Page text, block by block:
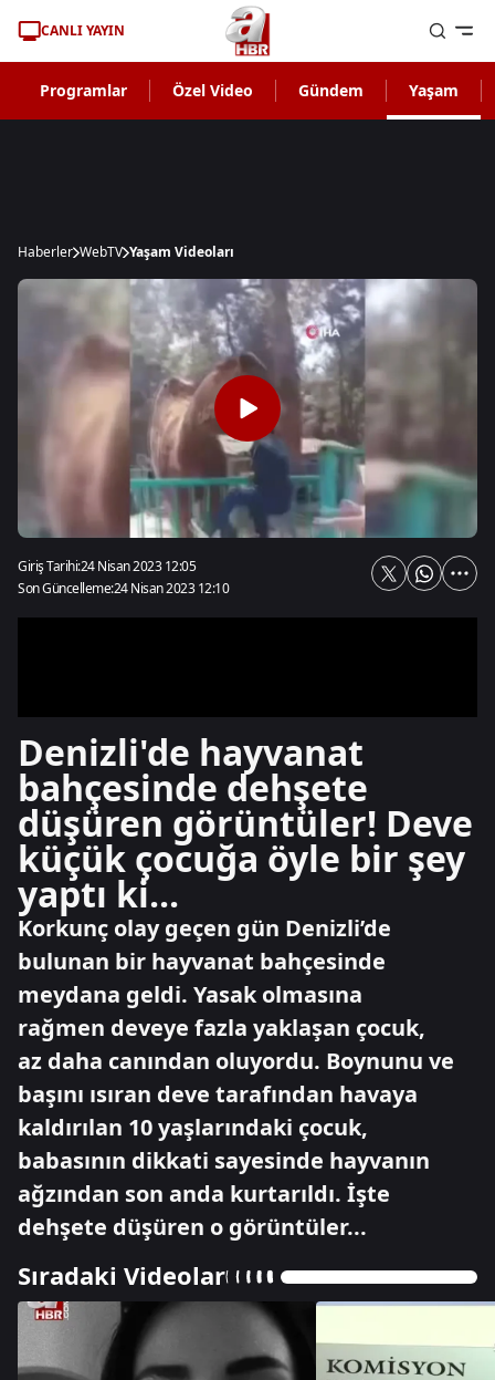
CANLI YAYIN
Programlar Özel Video Gündem Yaşam
Haberler WebTV Yaşam Videoları
Giriş Tarihi:24 Nisan 2023 12:05
Son Güncelleme:24 Nisan 2023 12:10
Denizli'de hayvanat
bahçesinde dehşete
düşüren görüntüler! Deve
küçük çocuğa öyle bir şey
yaptı ki...
Korkunç olay geçen gün Denizli’de
bulunan bir hayvanat bahçesinde
meydana geldi. Yasak olmasına
rağmen deveye fazla yaklaşan çocuk,
az daha canından oluyordu. Boynunu ve
başını ısıran deve tarafından havaya
kaldırılan 10 yaşlarındaki çocuk,
babasının dikkati sayesinde hayvanın
ağzından son anda kurtarıldı. İşte
dehşete düşüren o görüntüler...
Sıradaki Videolar